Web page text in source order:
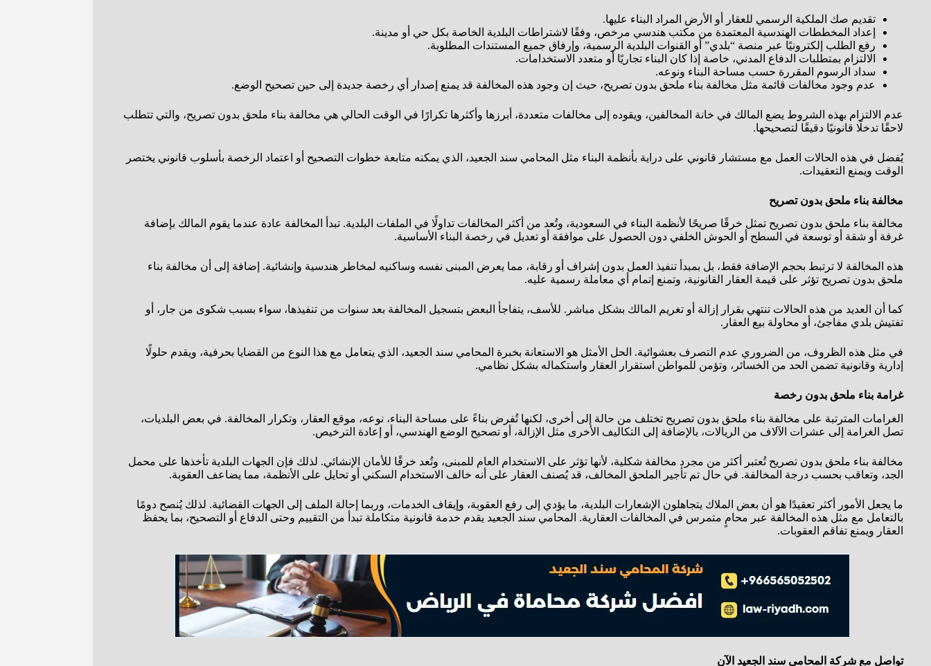
تقديم صك الملكية الرسمي للعقار أو الأرض المراد البناء عليها.
إعداد المخططات الهندسية المعتمدة من مكتب هندسي مرخص، وفقًا لاشتراطات البلدية الخاصة بكل حي أو مدينة.
رفع الطلب إلكترونيًا عبر منصة “بلدي” أو القنوات البلدية الرسمية، وإرفاق جميع المستندات المطلوبة.
الالتزام بمتطلبات الدفاع المدني، خاصة إذا كان البناء تجاريًا أو متعدد الاستخدامات.
سداد الرسوم المقررة حسب مساحة البناء ونوعه.
عدم وجود مخالفات قائمة مثل مخالفة بناء ملحق بدون تصريح، حيث إن وجود هذه المخالفة قد يمنع إصدار أي رخصة جديدة إلى حين تصحيح الوضع.
عدم الالتزام بهذه الشروط يضع المالك في خانة المخالفين، ويقوده إلى مخالفات متعددة، أبرزها وأكثرها تكرارًا في الوقت الحالي هي مخالفة بناء ملحق بدون تصريح، والتي تتطلب
لاحقًا تدخلًا قانونيًا دقيقًا لتصحيحها.
يُفضل في هذه الحالات العمل مع مستشار قانوني على دراية بأنظمة البناء مثل المحامي سند الجعيد، الذي يمكنه متابعة خطوات التصحيح أو اعتماد الرخصة بأسلوب قانوني يختصر
الوقت ويمنع التعقيدات.
مخالفة بناء ملحق بدون تصريح
مخالفة بناء ملحق بدون تصريح تمثل خرقًا صريحًا لأنظمة البناء في السعودية، وتُعد من أكثر المخالفات تداولًا في الملفات البلدية. تبدأ المخالفة عادة عندما يقوم المالك بإضافة
غرفة أو شقة أو توسعة في السطح أو الحوش الخلفي دون الحصول على موافقة أو تعديل في رخصة البناء الأساسية.
هذه المخالفة لا ترتبط بحجم الإضافة فقط، بل بمبدأ تنفيذ العمل بدون إشراف أو رقابة، مما يعرض المبنى نفسه وساكنيه لمخاطر هندسية وإنشائية. إضافة إلى أن مخالفة بناء
ملحق بدون تصريح تؤثر على قيمة العقار القانونية، وتمنع إتمام أي معاملة رسمية عليه.
كما أن العديد من هذه الحالات تنتهي بقرار إزالة أو تغريم المالك بشكل مباشر. للأسف، يتفاجأ البعض بتسجيل المخالفة بعد سنوات من تنفيذها، سواء بسبب شكوى من جار، أو
تفتيش بلدي مفاجئ، أو محاولة بيع العقار.
في مثل هذه الظروف، من الضروري عدم التصرف بعشوائية. الحل الأمثل هو الاستعانة بخبرة المحامي سند الجعيد، الذي يتعامل مع هذا النوع من القضايا بحرفية، ويقدم حلولًا
إدارية وقانونية تضمن الحد من الخسائر، وتؤمن للمواطن استقرار العقار واستكماله بشكل نظامي.
غرامة بناء ملحق بدون رخصة
الغرامات المترتبة على مخالفة بناء ملحق بدون تصريح تختلف من حالة إلى أخرى، لكنها تُفرض بناءً على مساحة البناء، نوعه، موقع العقار، وتكرار المخالفة. في بعض البلديات،
تصل الغرامة إلى عشرات الآلاف من الريالات، بالإضافة إلى التكاليف الأخرى مثل الإزالة، أو تصحيح الوضع الهندسي، أو إعادة الترخيص.
مخالفة بناء ملحق بدون تصريح تُعتبر أكثر من مجرد مخالفة شكلية، لأنها تؤثر على الاستخدام العام للمبنى، وتُعد خرقًا للأمان الإنشائي. لذلك فإن الجهات البلدية تأخذها على محمل
الجد، وتعاقب بحسب درجة المخالفة. في حال تم تأجير الملحق المخالف، قد يُصنف العقار على أنه خالف الاستخدام السكني أو تحايل على الأنظمة، مما يضاعف العقوبة.
ما يجعل الأمور أكثر تعقيدًا هو أن بعض الملاك يتجاهلون الإشعارات البلدية، ما يؤدي إلى رفع العقوبة، وإيقاف الخدمات، وربما إحالة الملف إلى الجهات القضائية. لذلك يُنصح دومًا
بالتعامل مع مثل هذه المخالفة عبر محامٍ متمرس في المخالفات العقارية. المحامي سند الجعيد يقدم خدمة قانونية متكاملة تبدأ من التقييم وحتى الدفاع أو التصحيح، بما يحفظ
العقار ويمنع تفاقم العقوبات.
تواصل مع شركة المحامي سند الجعيد الآن